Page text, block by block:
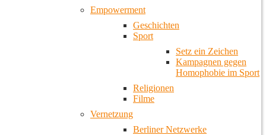
Empowerment
Geschichten
Sport
Setz ein Zeichen
Kampagnen gegen
Homophobie im Sport
Religionen
Filme
Vernetzung
Berliner Netzwerke